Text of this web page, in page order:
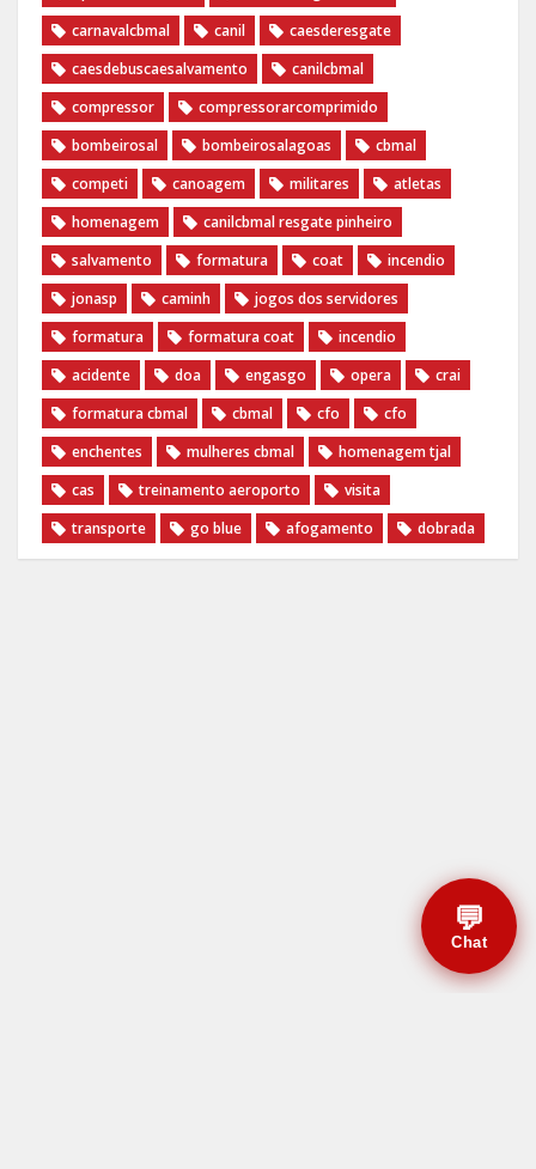
carnavalcbmal
canil
caesderesgate
caesdebuscaesalvamento
canilcbmal
compressor
compressorarcomprimido
bombeirosal
bombeirosalagoas
cbmal
competi
canoagem militares
atletas
homenagem
canilcbmal resgate pinheiro
salvamento
formatura coat
incendio
jonasp
caminh
jogos dos servidores
formatura
formatura coat
incendio
acidente
doa engasgo opera
crai
formatura cbmal
cbmal cfo
cfo
enchentes
mulheres cbmal
homenagem tjal
cas
treinamento aeroporto
visita
transporte
go blue afogamento dobrada
💬
Chat